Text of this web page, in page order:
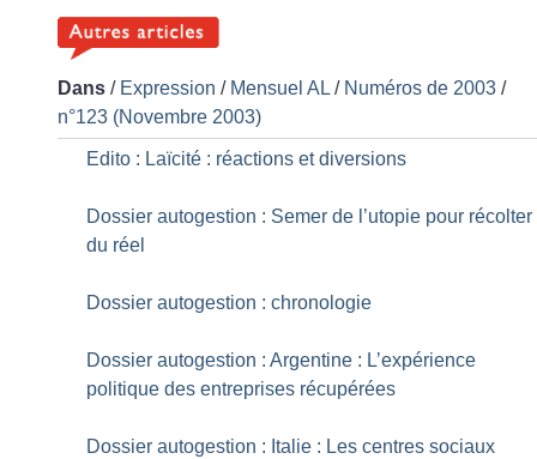
Dans / Expression / Mensuel AL / Numéros de 2003 /
n°123 (Novembre 2003)
Edito : Laïcité : réactions et diversions
Dossier autogestion : Semer de l’utopie pour récolter
du réel
Dossier autogestion : chronologie
Dossier autogestion : Argentine : L’expérience
politique des entreprises récupérées
Dossier autogestion : Italie : Les centres sociaux